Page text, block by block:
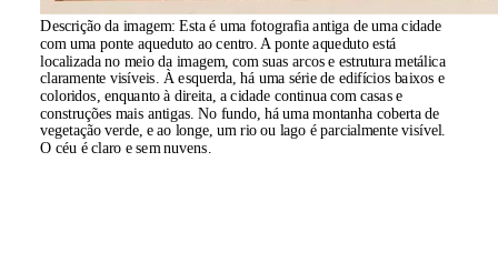
Descrição da imagem:Esta é uma fotografia antiga de uma cidade
com uma ponte aqueduto ao centro. A ponte aqueduto está
localizada no meio da imagem, com suas arcos e estrutura metálica
claramente visíveis. À esquerda, há uma série de edifícios baixos e
coloridos, enquanto à direita, a cidade continua com casas e
construções mais antigas. No fundo, há uma montanha coberta de
vegetação verde, e ao longe, um rio ou lago é parcialmente visível.
O céu é claro e sem nuvens.